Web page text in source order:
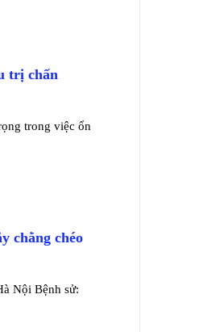
trị chấn
trong việc ổn
chằng chéo
Nội Bệnh sử: